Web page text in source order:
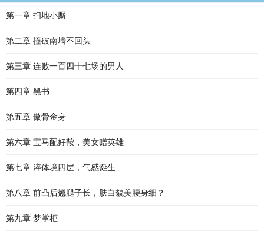
第一章 扫地小厮
第二章 撞破南墙不回头
第三章 连败一百四十七场的男人
第四章 黑书
第五章 傲骨金身
第六章 宝马配好鞍，美女赠英雄
第七章 淬体境四层，气感诞生
第八章 前凸后翘腿子长，肤白貌美腰身细？
第九章 梦掌柜